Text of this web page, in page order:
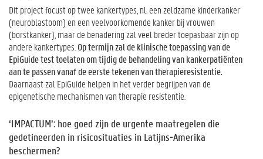
Dit project focust op twee kankertypes, nl. een zeldzame kinderkanker
(neuroblastoom) en een veelvoorkomende kanker bij vrouwen
(borstkanker), maar de benadering zal veel breder toepasbaar zijn op
andere kankertypes. Op termijn zal de klinische toepassing van de
EpiGuide test toelaten om tijdig de behandeling van kankerpatiënten
aan te passen vanaf de eerste tekenen van therapieresistentie.
Daarnaast zal EpiGuide helpen in het verder begrijpen van de
epigenetische mechanismen van therapie resistentie.
‘IMPACTUM’: hoe goed zijn de urgente maatregelen die
gedetineerden in risicosituaties in Latijns-Amerika
beschermen?